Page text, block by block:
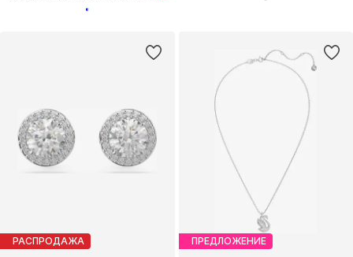
РАСПРОДАЖА ПРЕДЛОЖЕНИЕ